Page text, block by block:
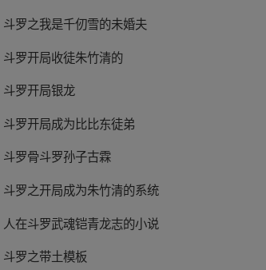
斗罗之我是千仞雪的未婚夫
斗罗开局收徒朱竹清的
斗罗开局银龙
斗罗开局成为比比东徒弟
斗罗骨斗罗孙子古霖
斗罗之开局成为朱竹清的系统
人在斗罗武魂铠青龙志的小说
斗罗之带土模板